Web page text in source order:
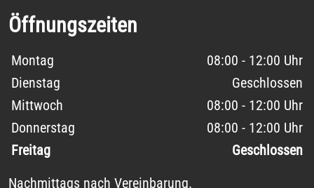
Öffnungszeiten
Wochentage / Monate
Öffnungszeiten / Hinweise
Montag
08:00 - 12:00 Uhr
Dienstag
Geschlossen
Mittwoch
08:00 - 12:00 Uhr
Donnerstag
08:00 - 12:00 Uhr
Freitag
Geschlossen
Nachmittags nach Vereinbarung.